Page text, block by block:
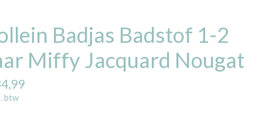
Badjas Badstof 1-2
Miffy Jacquard Nougat
btw